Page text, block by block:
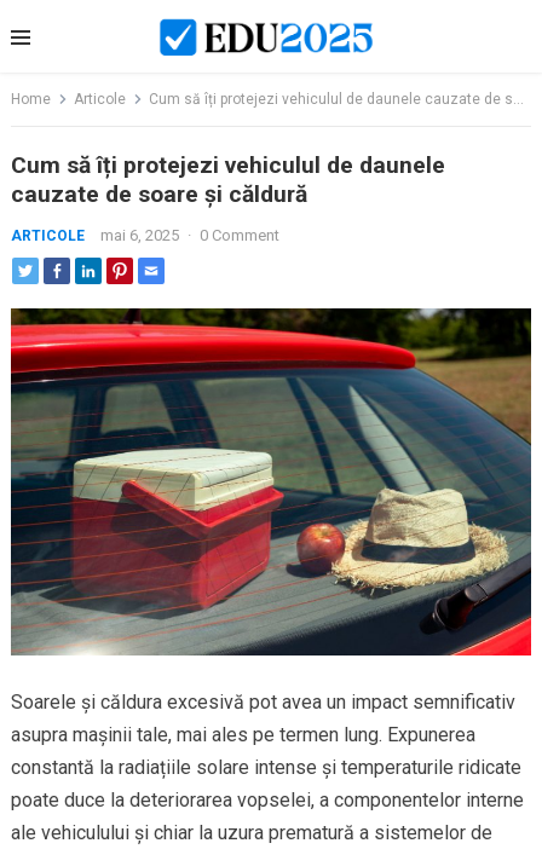
to
Home Articole Cum să îți protejezi vehiculul de daunele cauzate de soare și căldură
Cum să îți protejezi vehiculul de daunele
cauzate de soare și căldură
ARTICOLE mai 6, 2025 · 0 Comment
Soarele și căldura excesivă pot avea un impact semnificativ
asupra mașinii tale, mai ales pe termen lung. Expunerea
constantă la radiațiile solare intense și temperaturile ridicate
poate duce la deteriorarea vopselei, a componentelor interne
ale vehiculului și chiar la uzura prematură a sistemelor de